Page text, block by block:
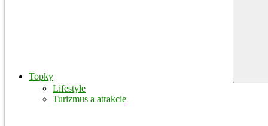
Topky
Lifestyle
Turizmus a atrakcie